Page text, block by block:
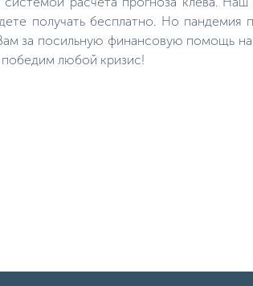
наконец, что дядя вашей жены
голыми руками задушил волка —
тоже, возможно, поверят. Но
стоит сказать: «Я тут на днях
щучку прихватил», как какой-
нибудь мальчишка, от горшка
получать бесплатно. Но пандемия
за посильную финансовую помощь
любой кризис!